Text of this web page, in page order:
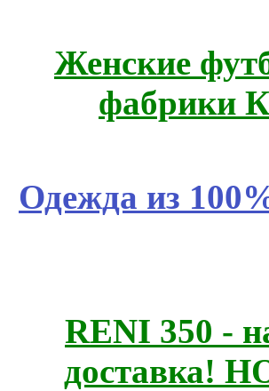
Женские
фабрики
Одежда из
RENI 350 -
доставка!